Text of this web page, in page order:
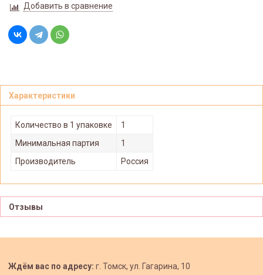
Добавить в сравнение
Характеристики
Количество в 1 упаковке
1
Минимальная партия
1
Производитель
Россия
Отзывы
Ждём вас по адресу: г. Томск, ул. Гагарина, 10